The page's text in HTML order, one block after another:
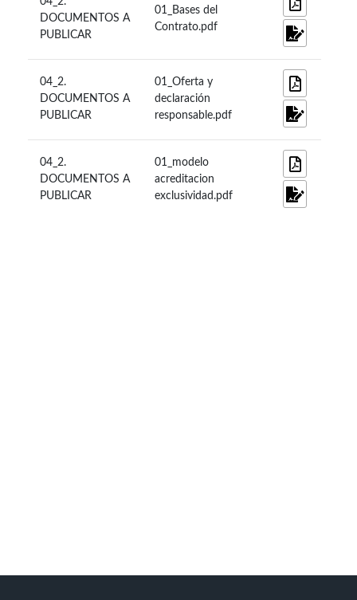
DOCUMENTOS A
PUBLICAR
01_Bases del
Contrato.pdf
04_2.
DOCUMENTOS A
PUBLICAR
01_Oferta y
declaración
responsable.pdf
04_2.
DOCUMENTOS A
PUBLICAR
01_modelo
acreditacion
exclusividad.pdf